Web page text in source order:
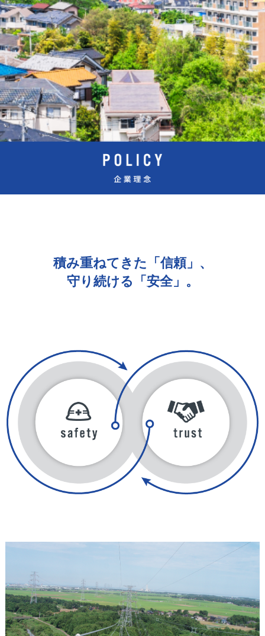
積み重ねてきた「信頼」、
守り続ける「安全」。